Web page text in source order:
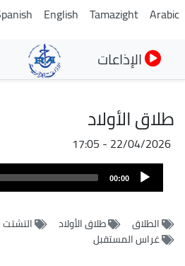
تجاوز
Arabic
Tamazight
English
الإذاعات
طلاق الأولاد
22/04/2026 - 17:05
ملف
الصوت
Audio
Player
00:00
الطلاق طلاق الأولاد
غراس المستقبل